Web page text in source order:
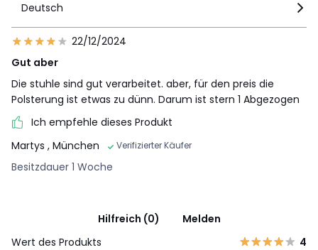
Deutsch
22/12/2024
Gut aber
Die stuhle sind gut verarbeitet. aber, für den preis die
Polsterung ist etwas zu dünn. Darum ist stern 1 Abgezogen
Ich empfehle dieses Produkt
Martys , München Verifizierter Käufer
Besitzdauer 1 Woche
Hilfreich (0)
Melden
Wert des Produkts
4